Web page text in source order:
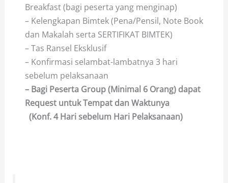
Breakfast (bagi peserta yang menginap)
– Kelengkapan Bimtek (Pena/Pensil, Note Book
dan Makalah serta SERTIFIKAT BIMTEK)
– Tas Ransel Eksklusif
– Konfirmasi selambat-lambatnya 3 hari
sebelum pelaksanaan
– Bagi Peserta Group (Minimal 6 Orang) dapat
Request untuk Tempat dan Waktunya
(Konf. 4 Hari sebelum Hari Pelaksanaan)